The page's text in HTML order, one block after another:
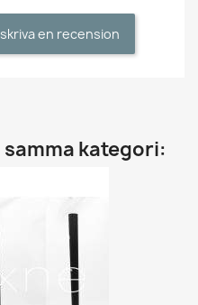
en recension
kategori: